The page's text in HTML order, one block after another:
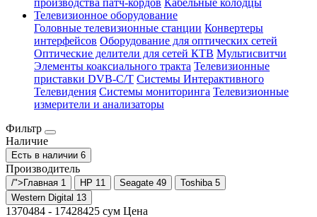
Телевизионное оборудование
Головные телевизионные станции Конвертеры
интерфейсов Оборудование для оптических сетей
Оптические делители для сетей КТВ Мультисвитчи
Элементы коаксиального тракта Телевизионные
приставки DVB-C/T Системы Интерактивного
Телевидения Системы мониторинга Телевизионные
измерители и анализаторы
Фильтр
Наличие
Есть в наличии 6
Производитель
/">Главная 1 HP 11 Seagate 49 Toshiba 5
Western Digital 13
1370484 - 17428425 сум Цена